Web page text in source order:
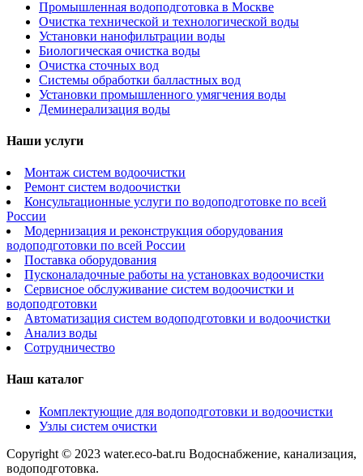
Промышленная водоподготовка в Москве
Очистка технической и технологической воды
Установки нанофильтрации воды
Биологическая очистка воды
Очистка сточных вод
Системы обработки балластных вод
Установки промышленного умягчения воды
Деминерализация воды
Наши услуги
Монтаж систем водоочистки
Ремонт систем водоочистки
Консультационные услуги по водоподготовке по всей
России
Модернизация и реконструкция оборудования
водоподготовки по всей России
Поставка оборудования
Пусконаладочные работы на установках водоочистки
Сервисное обслуживание систем водоочистки и
водоподготовки
Автоматизация систем водоподготовки и водоочистки
Анализ воды
Сотрудничество
Наш каталог
Комплектующие для водоподготовки и водоочистки
Узлы систем очистки
Copyright © 2023 water.eco-bat.ru Водоснабжение, канализация,
водоподготовка.